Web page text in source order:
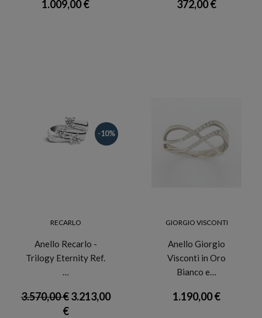
1.009,00 € 372,00 €
-10%
RECARLO
Anello Recarlo -
Trilogy Eternity Ref.
…
3.570,00 €3.213,00
€
GIORGIO VISCONTI
Anello Giorgio
Visconti in Oro
Bianco e…
1.190,00 €